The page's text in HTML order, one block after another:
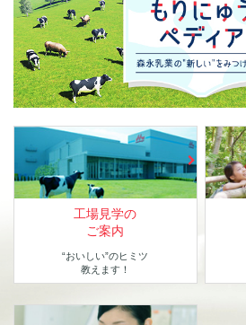
工場見学の
ご案内
“おいしい”のヒミツ
教えます！